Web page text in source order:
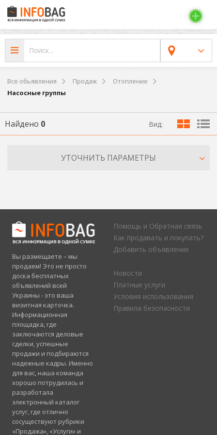
Все обьявления Продаж
Отопление
Насосные группы
Найдено 0 Вид:
УТОЧНИТЬ ПАРАМЕТРЫ
Вы размещаете – мы
продаем! Это не просто
доска бесплатных
объявлений всей
Украины - это ваша
визитная карточка.
Информационная
площадка, где
заключаются деловые
сделки, успешные
продажи и подбираются
надежные кадры. Именно
для вас, наша команда
хорошо потрудилась и
разработала
электронный каталог
услуг, где отлично
сосуществуют рубрики
«Продажа», «Услуги» и
Помощь и Обратная связь
Как продавать и покупать?
Добавить объявление
Новости
Платные услуги
Условия использования
Правила безопасности